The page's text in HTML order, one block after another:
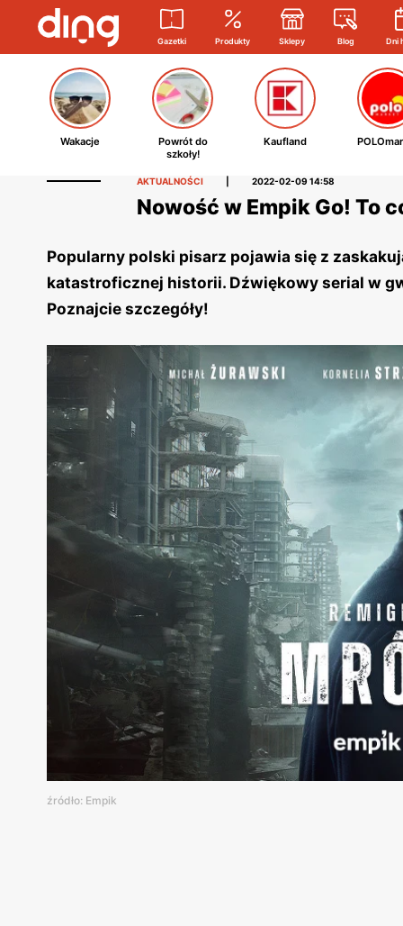
Gazetki Produkty Sklepy Blog Dni
Wakacje
Powrót do
szkoły!
Kaufland
AKTUALNOŚCI 2022-02-09 14:58
Nowość w Empik Go! To
Popularny polski pisarz pojawia się z
katastroficznej historii. Dźwiękowy serial w
Poznajcie szczegóły!
źródło: Empik